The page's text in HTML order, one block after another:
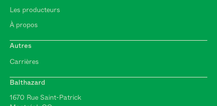
Les producteurs
À propos
Autres
Carrières
Balthazard
1670 Rue Saint-Patrick